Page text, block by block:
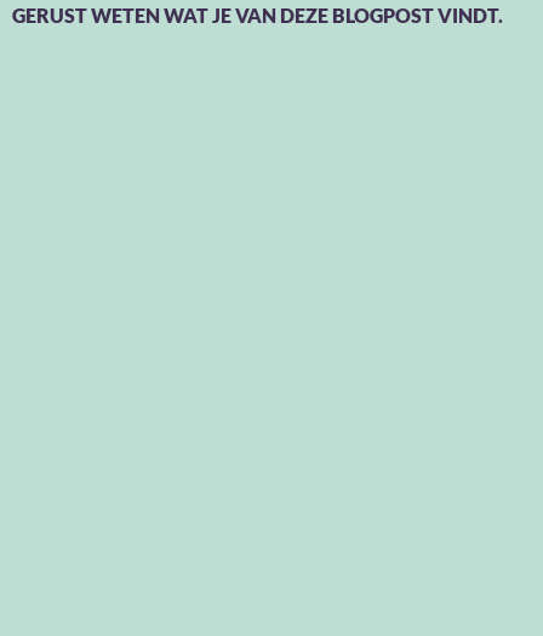
GERUST WETEN WAT JE VAN DEZE BLOGPOST VINDT.